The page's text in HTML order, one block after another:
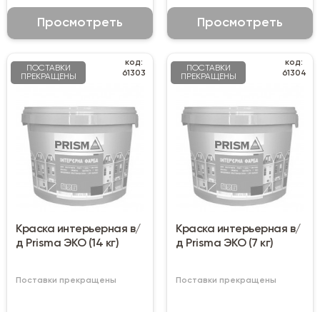
Просмотреть Просмотреть
ПОСТАВКИ
ПРЕКРАЩЕНЫ
код:
61303
Краска интерьерная в/
д Prisma ЭКО (14 кг)
Поставки прекращены
ПОСТАВКИ
ПРЕКРАЩЕНЫ
код:
61304
Краска интерьерная в/
д Prisma ЭКО (7 кг)
Поставки прекращены